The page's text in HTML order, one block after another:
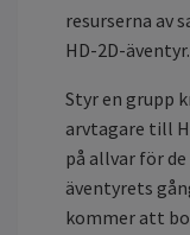
resurserna av
HD-2D-äventyr.
Styr en grupp
arvtagare till
på allvar för
äventyrets
kommer att